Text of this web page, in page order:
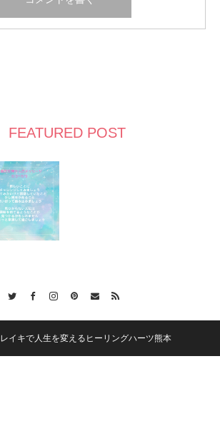
FEATURED POST
レイキで人生を変えるヒーリングハーツ熊本